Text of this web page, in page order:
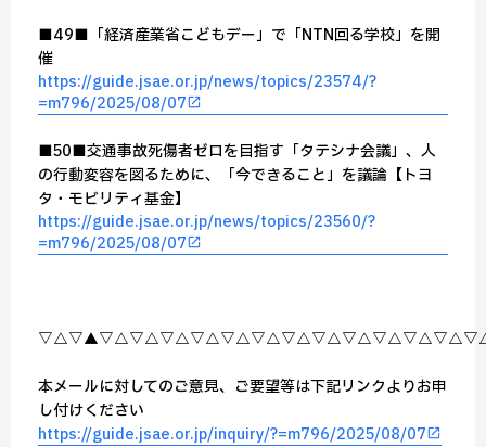
■49■「経済産業省こどもデー」で「NTN回る学校」を開
催
https://guide.jsae.or.jp/news/topics/23574/?
=m796/2025/08/07
■50■交通事故死傷者ゼロを目指す「タテシナ会議」、人
の行動変容を図るために、「今できること」を議論【トヨ
タ・モビリティ基金】
https://guide.jsae.or.jp/news/topics/23560/?
=m796/2025/08/07
本メールに対してのご意見、ご要望等は下記リンクよりお申
し付けください
https://guide.jsae.or.jp/inquiry/?=m796/2025/08/07